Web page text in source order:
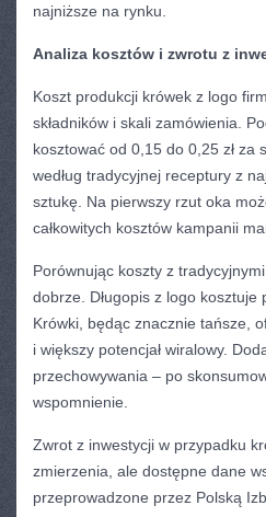
najniższe na rynku.
Analiza kosztów i zwrotu z
Koszt produkcji krówek z logo
składników i skali zamówienia.
kosztować od 0,15 do 0,25 zł
według tradycyjnej receptury z
sztukę. Na pierwszy rzut oka
całkowitych kosztów kampanii
Porównując koszty z
dobrze. Długopis z logo kosztuje
Krówki, będąc znacznie tańsze,
i większy potencjał wiralowy.
przechowywania – po
wspomnienie.
Zwrot z inwestycji w przypadku
zmierzenia, ale dostępne dane
przeprowadzone przez Polską